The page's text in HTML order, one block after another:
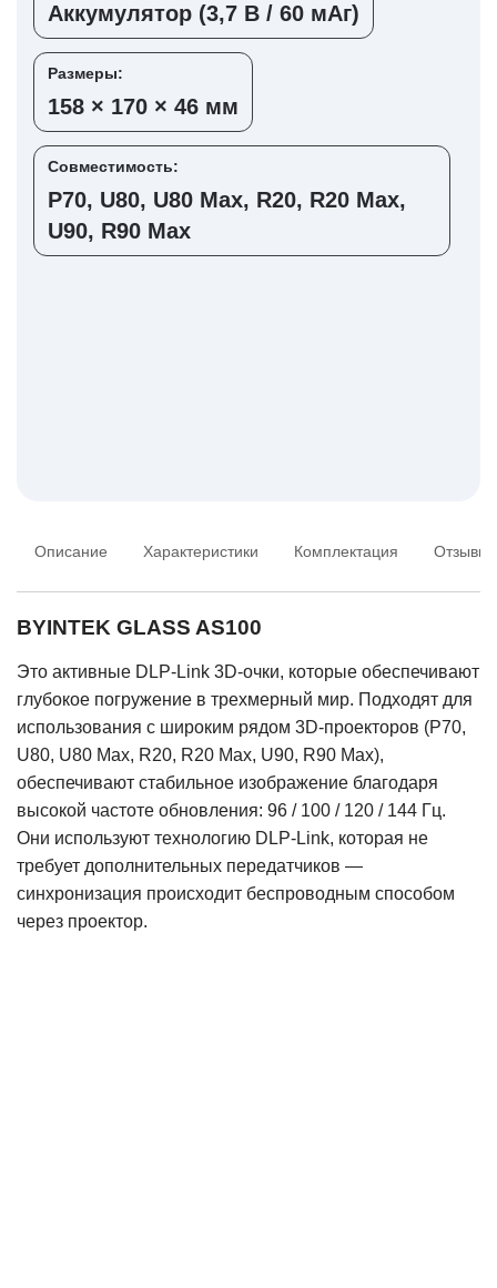
Аккумулятор (3,7 В / 60 мАг)
Размеры:
158 × 170 × 46 мм
Совместимость:
P70, U80, U80 Max, R20, R20 Max,
U90, R90 Max
Описание Характеристики Комплектация Отзывы
BYINTEK GLASS AS100
Это активные DLP-Link 3D-очки, которые обеспечивают
глубокое погружение в трехмерный мир. Подходят для
использования с широким рядом 3D-проекторов (P70,
U80, U80 Max, R20, R20 Max, U90, R90 Max),
обеспечивают стабильное изображение благодаря
высокой частоте обновления: 96 / 100 / 120 / 144 Гц.
Они используют технологию DLP-Link, которая не
требует дополнительных передатчиков —
синхронизация происходит беспроводным способом
через проектор.